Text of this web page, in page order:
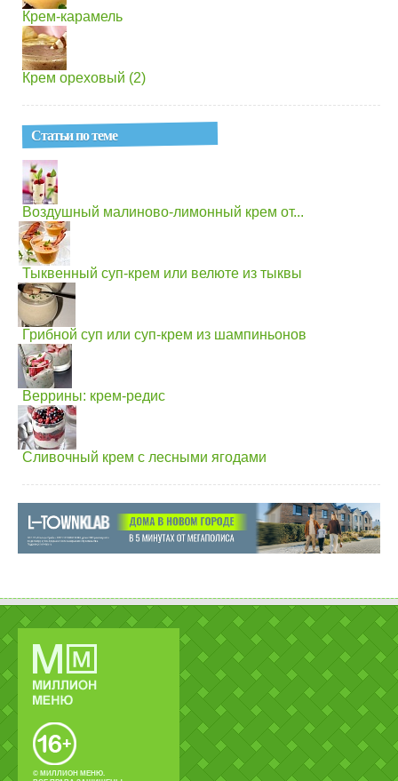
Крем-карамель
Крем ореховый (2)
Статьи по теме
Воздушный малиново-лимонный крем от...
Тыквенный суп-крем или велюте из тыквы
Грибной суп или суп-крем из шампиньонов
Веррины: крем-редис
Сливочный крем с лесными ягодами
© МИЛЛИОН МЕНЮ.